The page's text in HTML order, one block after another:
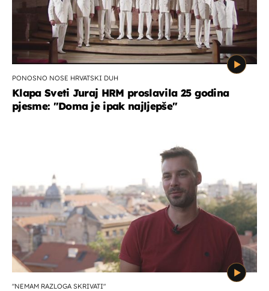
PONOSNO NOSE HRVATSKI DUH
Klapa Sveti Juraj HRM proslavila 25 godina
pjesme: "Doma je ipak najljepše"
"NEMAM RAZLOGA SKRIVATI"